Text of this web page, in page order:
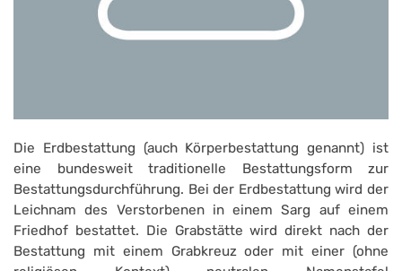
Die Erdbestattung (auch Körperbestattung genannt) ist
eine bundesweit traditionelle Bestattungsform zur
Bestattungsdurchführung. Bei der Erdbestattung wird der
Leichnam des Verstorbenen in einem Sarg auf einem
Friedhof bestattet. Die Grabstätte wird direkt nach der
Bestattung mit einem Grabkreuz oder mit einer (ohne